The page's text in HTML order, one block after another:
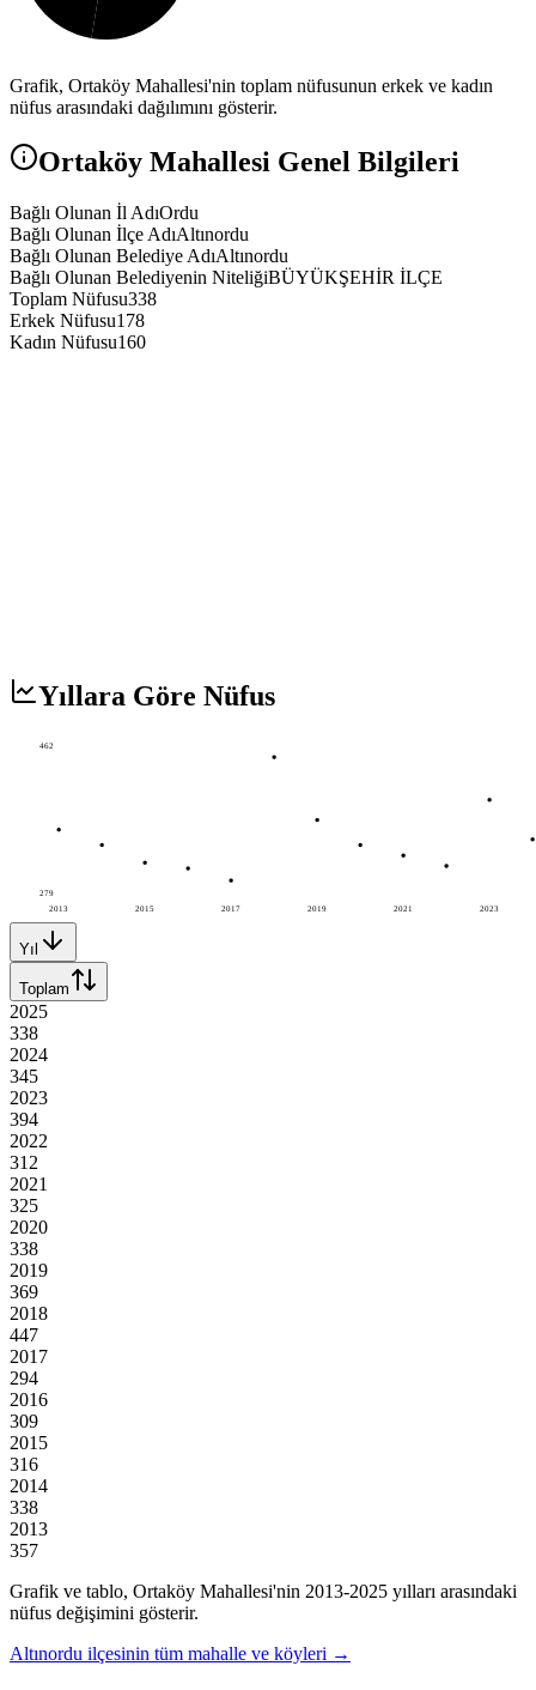
Grafik, Ortaköy Mahallesi'nin toplam nüfusunun erkek ve kadın
nüfus arasındaki dağılımını gösterir.
Ortaköy Mahallesi Genel Bilgileri
Bağlı Olunan İl AdıOrdu
Bağlı Olunan İlçe AdıAltınordu
Bağlı Olunan Belediye AdıAltınordu
Bağlı Olunan Belediyenin NiteliğiBÜYÜKŞEHİR İLÇE
Toplam Nüfusu338
Erkek Nüfusu178
Kadın Nüfusu160
Yıllara Göre Nüfus
2013 2015 2017 2019 2021 2023
462
279
Yıl
Toplam
2025
338
2024
345
2023
394
2022
312
2021
325
2020
338
2019
369
2018
447
2017
294
2016
309
2015
316
2014
338
2013
357
Grafik ve tablo, Ortaköy Mahallesi'nin 2013-2025 yılları arasındaki
nüfus değişimini gösterir.
Altınordu ilçesinin tüm mahalle ve köyleri →